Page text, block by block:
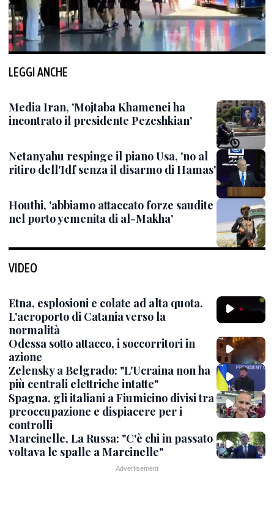
LEGGI ANCHE
Media Iran, 'Mojtaba Khamenei ha
incontrato il presidente Pezeshkian'
Netanyahu respinge il piano Usa, 'no al
ritiro dell'Idf senza il disarmo di Hamas'
Houthi, 'abbiamo attaccato forze saudite
nel porto yemenita di al-Makha'
VIDEO
Etna, esplosioni e colate ad alta quota.
L'aeroporto di Catania verso la
normalità
Odessa sotto attacco, i soccorritori in
azione
Zelensky a Belgrado: "L'Ucraina non ha
più centrali elettriche intatte"
Spagna, gli italiani a Fiumicino divisi tra
preoccupazione e dispiacere per i
controlli
Marcinelle, La Russa: "C'è chi in passato
voltava le spalle a Marcinelle"